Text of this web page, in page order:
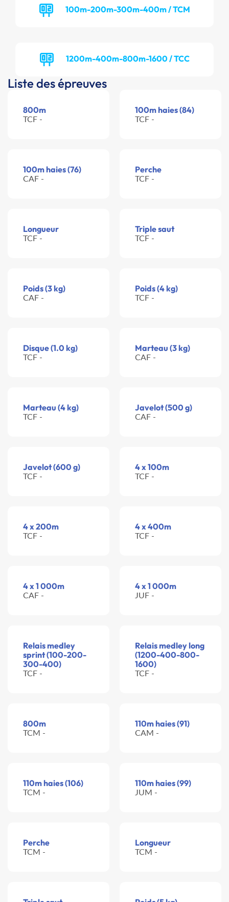
100m-200m-300m-400m / TCM
1200m-400m-800m-1600 / TCC
Liste des épreuves
800m
TCF -
100m haies (84)
TCF -
100m haies (76)
CAF -
Perche
TCF -
Longueur
TCF -
Triple saut
TCF -
Poids (3 kg)
CAF -
Poids (4 kg)
TCF -
Disque (1.0 kg)
TCF -
Marteau (3 kg)
CAF -
Marteau (4 kg)
TCF -
Javelot (500 g)
CAF -
Javelot (600 g)
TCF -
4 x 100m
TCF -
4 x 200m
TCF -
4 x 400m
TCF -
4 x 1 000m
CAF -
4 x 1 000m
JUF -
Relais medley
sprint (100-200-
300-400)
TCF -
Relais medley long
(1200-400-800-
1600)
TCF -
800m
TCM -
110m haies (91)
CAM -
110m haies (106)
TCM -
110m haies (99)
JUM -
Perche
TCM -
Longueur
TCM -